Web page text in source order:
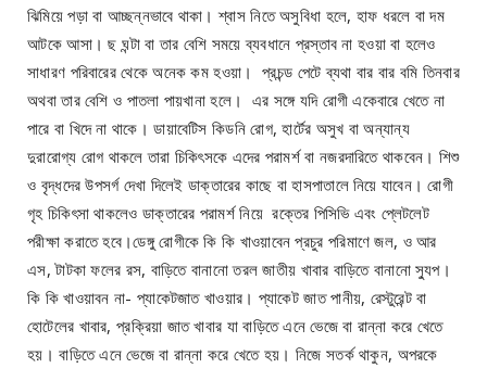
ঝিমিয়ে পড়া বা আচ্ছন্নভাবে থাকা। শ্বাস নিতে অসুবিধা হলে, হাফ ধরলে বা দম
আটকে আসা। ছ ঘন্টা বা তার বেশি সময়ে ব্যবধানে প্রস্তাব না হওয়া বা হলেও
সাধারণ পরিবারের থেকে অনেক কম হওয়া। প্রচন্ড পেটে ব্যথা বার বার বমি তিনবার
অথবা তার বেশি ও পাতলা পায়খানা হলে। এর সঙ্গে যদি রোগী একেবারে খেতে না
পারে বা খিদে না থাকে। ডায়াবেটিস কিডনি রোগ, হার্টের অসুখ বা অন্যান্য
দুরারোগ্য রোগ থাকলে তারা চিকিৎসকে এদের পরামর্শ বা নজরদারিতে থাকবেন। শিশু
ও বৃদ্ধদের উপসর্গ দেখা দিলেই ডাক্তারের কাছে বা হাসপাতালে নিয়ে যাবেন। রোগী
গৃহ চিকিৎসা থাকলেও ডাক্তারের পরামর্শ নিয়ে রক্তের পিসিভি এবং প্লেটলেট
পরীক্ষা করাতে হবে।ডেঙ্গু রোগীকে কি কি খাওয়াবেন প্রচুর পরিমাণে জল, ও আর
এস, টাটকা ফলের রস, বাড়িতে বানানো তরল জাতীয় খাবার বাড়িতে বানানো স্যুপ।
কি কি খাওয়াবন না- প্যাকেটজাত খাওয়ার। প্যাকেট জাত পানীয়, রেস্টুরেন্ট বা
হোটেলের খাবার, প্রক্রিয়া জাত খাবার যা বাড়িতে এনে ভেজে বা রান্না করে খেতে
হয়। বাড়িতে এনে ভেজে বা রান্না করে খেতে হয়। নিজে সতর্ক থাকুন, অপরকে